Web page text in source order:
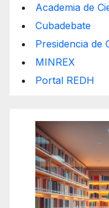
Academia de
Cubadebate
Presidencia de
MINREX
Portal REDH